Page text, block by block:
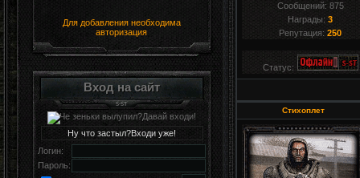
Для добавления необходима
авторизация
Вход на сайт
Ну что застыл?Входи уже!
Логин:
Пароль:
Сообщений: 875
Награды:3
Репутация:250
Статус:
Стихоплет